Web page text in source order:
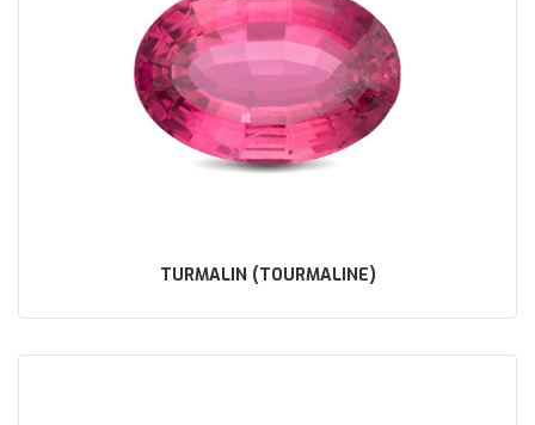
TURMALIN (TOURMALINE)